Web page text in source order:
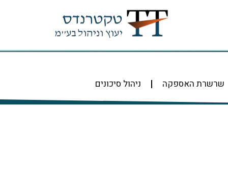
שרשרת האספקה ניהול סיכונים